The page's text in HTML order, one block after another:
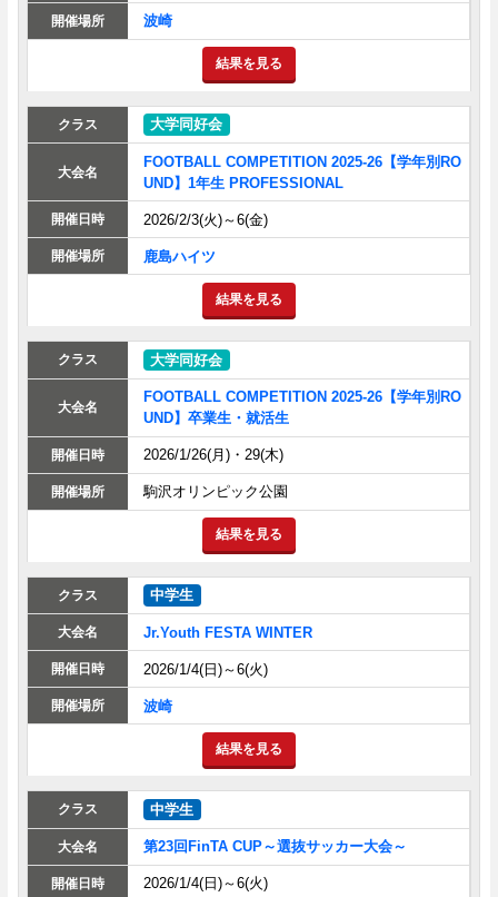
波崎
結果を見る
大学同好会
FOOTBALL COMPETITION 2025-26【学年別RO
UND】1年生 PROFESSIONAL
2026/2/3(火)～6(金)
鹿島ハイツ
結果を見る
大学同好会
FOOTBALL COMPETITION 2025-26【学年別RO
UND】卒業生・就活生
2026/1/26(月)・29(木)
駒沢オリンピック公園
結果を見る
中学生
Jr.Youth FESTA WINTER
2026/1/4(日)～6(火)
波崎
結果を見る
中学生
第23回FinTA CUP～選抜サッカー大会～
2026/1/4(日)～6(火)